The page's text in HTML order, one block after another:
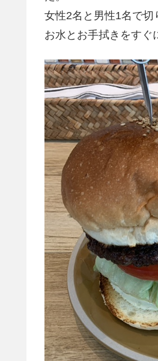
女性2名と男性1名で切
お水とお手拭きをすぐ